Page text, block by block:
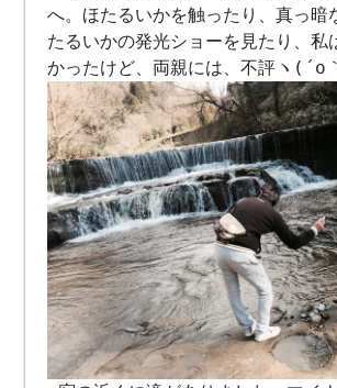
へ。ほたるいかを触ったり、真っ暗
たるいかの発光ショーを見たり、私
かったけど、両親には、不評ヽ(´o